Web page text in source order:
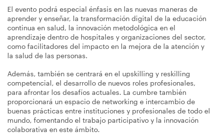
El evento podrá especial énfasis en las nuevas maneras de
aprender y enseñar, la transformación digital de la educación
continua en salud, la innovación metodológica en el
aprendizaje dentro de hospitales y organizaciones del sector,
como facilitadores del impacto en la mejora de la atención y
la salud de las personas.
Además, también se centrará en el upskilling y reskilling
competencial, el desarrollo de nuevos roles profesionales,
para afrontar los desafíos actuales. La cumbre también
proporcionará un espacio de networking e intercambio de
buenas prácticas entre instituciones y profesionales de todo el
mundo, fomentando el trabajo participativo y la innovación
colaborativa en este ámbito.